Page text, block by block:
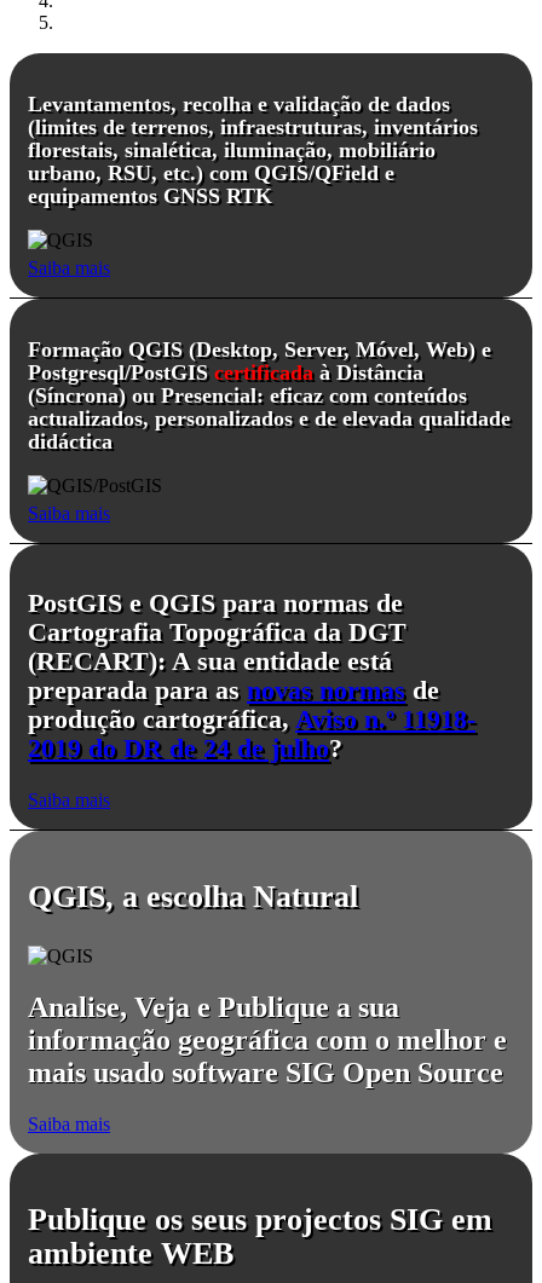
Levantamentos, recolha e validação de dados
(limites de terrenos, infraestruturas, inventários
florestais, sinalética, iluminação, mobiliário
urbano, RSU, etc.) com QGIS/QField e
equipamentos GNSS RTK
Saiba mais
Formação QGIS (Desktop, Server, Móvel, Web) e
Postgresql/PostGIS certificadaà Distância
(Síncrona) ou Presencial: eficaz com conteúdos
actualizados, personalizados e de elevada qualidade
didáctica
Saiba mais
PostGIS e QGIS para normas de
Cartografia Topográfica da DGT
(RECART): A sua entidade está
preparada para as novas normasde
produção cartográfica,Aviso n.º 11918-
2019 do DR de 24 de julho?
Saiba mais
QGIS, a escolha Natural
Analise, Veja e Publique a sua
informação geográfica com o melhor e
mais usado software SIG Open Source
Saiba mais
Publique os seus projectos SIG em
ambiente WEB